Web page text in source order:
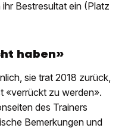
Bestresultat ein (Platz
haben»
sie trat 2018 zurück,
«verrückt zu werden».
des Trainers
Bemerkungen und